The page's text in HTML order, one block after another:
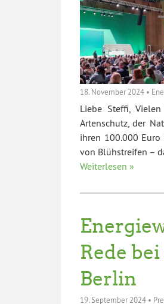
18. November 2024 •
Liebe Steffi,
Artenschutz, der
ihren 100.000
von Blühstreifen –
Weiterlesen »
Rede
Berlin
19. September 2024 •